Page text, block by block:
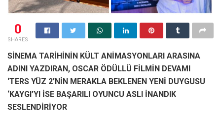
0
SHARES
SİNEMA TARİHİNİN KÜLT ANİMASYONLARI ARASINA
ADINI YAZDIRAN, OSCAR ÖDÜLLÜ FİLMİN DEVAMI
‘TERS YÜZ 2’NİN MERAKLA BEKLENEN YENİ DUYGUSU
‘KAYGI’YI İSE BAŞARILI OYUNCU ASLI İNANDIK
SESLENDİRİYOR